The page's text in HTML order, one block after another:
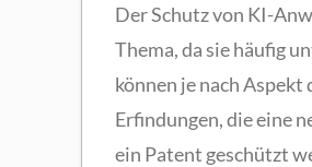
Der Schutz von KI-
Thema, da sie häufig
können je nach
Erfindungen, die eine
ein Patent geschützt